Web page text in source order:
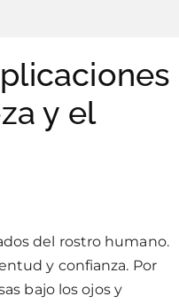
y el
del rostro humano.
y confianza. Por
bajo los ojos y